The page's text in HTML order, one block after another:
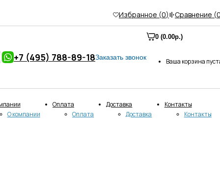
Избранное (0) Сравнение (
+7 (495) 788-89-18Заказать звонок
0 (0.00р.)
Ваша корзина
О компании
Оплата
Оплата
Доставка
Доставка
Контакты
Контакты